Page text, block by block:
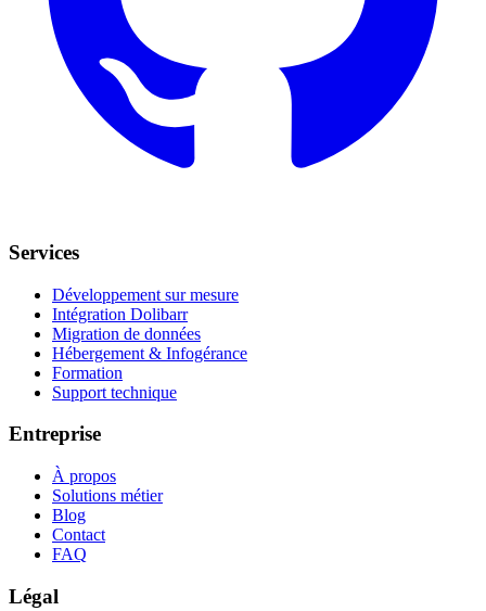
Services
Développement sur mesure
Intégration Dolibarr
Migration de données
Hébergement & Infogérance
Formation
Support technique
Entreprise
À propos
Solutions métier
Blog
Contact
FAQ
Légal